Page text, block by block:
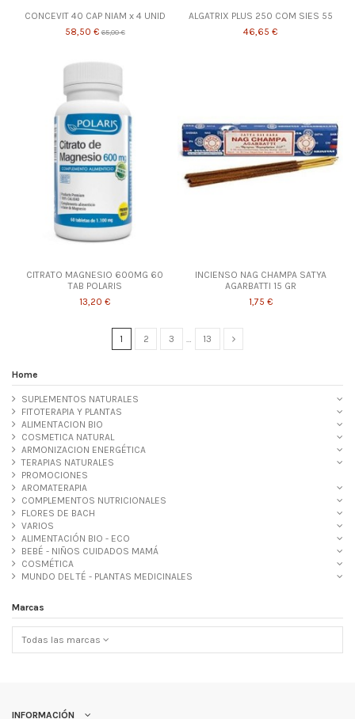
CONCEVIT 40 CAP NIAM x 4 UNID
58,50 €65,00 €
ALGATRIX PLUS 250 COM SIES 55
46,65 €
CITRATO MAGNESIO 600MG 60
TAB POLARIS
13,20 €
INCIENSO NAG CHAMPA SATYA
AGARBATTI 15 GR
1,75 €
1 2 3 … 13
Home
SUPLEMENTOS NATURALES
FITOTERAPIA Y PLANTAS
ALIMENTACION BIO
COSMETICA NATURAL
ARMONIZACION ENERGÉTICA
TERAPIAS NATURALES
PROMOCIONES
AROMATERAPIA
COMPLEMENTOS NUTRICIONALES
FLORES DE BACH
VARIOS
ALIMENTACIÓN BIO - ECO
BEBÉ - NIÑOS CUIDADOS MAMÁ
COSMÉTICA
MUNDO DEL TÉ - PLANTAS MEDICINALES
Marcas
Todas las marcas
INFORMACIÓN